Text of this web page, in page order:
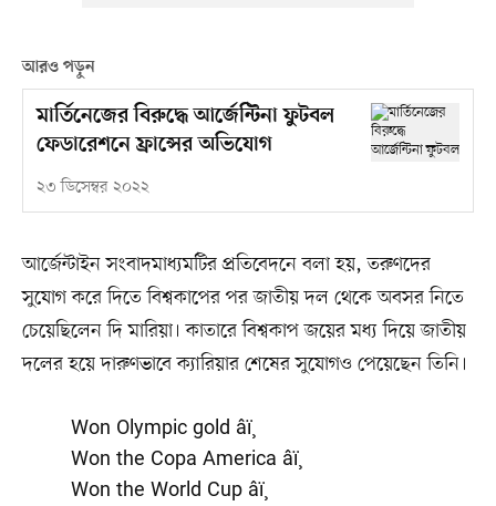
আরও পড়ুন
মার্তিনেজের বিরুদ্ধে আর্জেন্টিনা ফুটবল
ফেডারেশনে ফ্রান্সের অভিযোগ
২৩ ডিসেম্বর ২০২২
আর্জেন্টাইন সংবাদমাধ্যমটির প্রতিবেদনে বলা হয়, তরুণদের
সুযোগ করে দিতে বিশ্বকাপের পর জাতীয় দল থেকে অবসর নিতে
চেয়েছিলেন দি মারিয়া। কাতারে বিশ্বকাপ জয়ের মধ্য দিয়ে জাতীয়
দলের হয়ে দারুণভাবে ক্যারিয়ার শেষের সুযোগও পেয়েছেন তিনি।
Won Olympic gold âï¸
Won the Copa America âï¸
Won the World Cup âï¸